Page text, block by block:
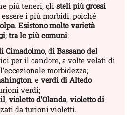
più teneri, glisteli più grossi
essere i più morbidi, poiché
.Esistono molte varietà
;tra le più comuni:
Cimadolmo,di Bassano del
per il candore, a volte velati di
morbidezza;
, e verdi di Altedo
verdi;
,violetto d’Olanda,violetto di
da turioni violetti.